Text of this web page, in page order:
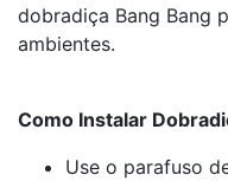
dobradiça Bang Bang
ambientes.
Como Instalar
Use o parafuso